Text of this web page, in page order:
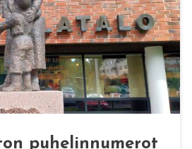
pu­he­lin­nu­me­rot